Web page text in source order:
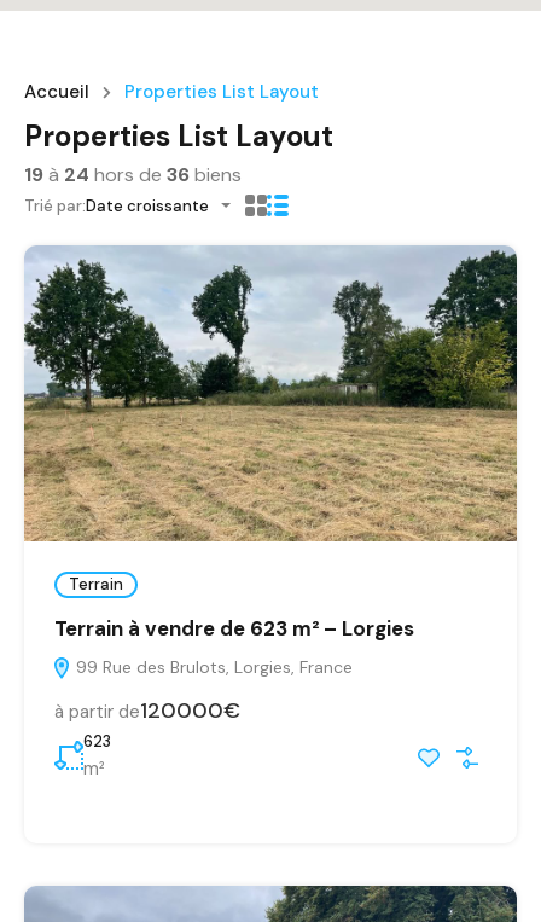
Accueil Properties List Layout
Properties List Layout
19à 24 hors de 36biens
Trié par:Date croissante
Terrain
Terrain à vendre de 623 m² – Lorgies
99 Rue des Brulots, Lorgies, France
à partir de120000€
623
m²